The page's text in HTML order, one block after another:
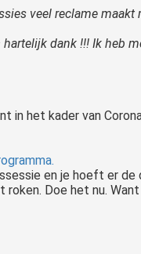
veel reclame
dank !!! Ik heb
in het kader van
en je hoeft er
Doe het nu.